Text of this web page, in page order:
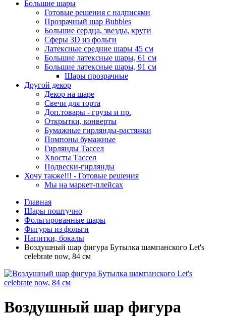
Большие шары
Готовые решения с надписями
Прозрачный шар Bubbles
Большие сердца, звезды, круги
Сферы 3D из фольги
Латексные средние шары 45 см
Большие латексные шары, 61 см
Большие латексные шары, 91 см
Шары прозрачные
Другой декор
Декор на шаре
Свечи для торта
Доп.товары - грузы и пр.
Открытки, конверты
Бумажные гирлянды-растяжки
Помпоны бумажные
Гирлянды Тассел
Хвосты Тассел
Подвески-гирлянды
Хочу также!!! - Готовые решения
Мы на маркет-плейсах
Главная
Шары поштучно
Фольгированные шары
Фигуры из фольги
Напитки, бокалы
Воздушный шар фигура Бутылка шампанского Let's
celebrate now, 84 см
Воздушный шар фигура